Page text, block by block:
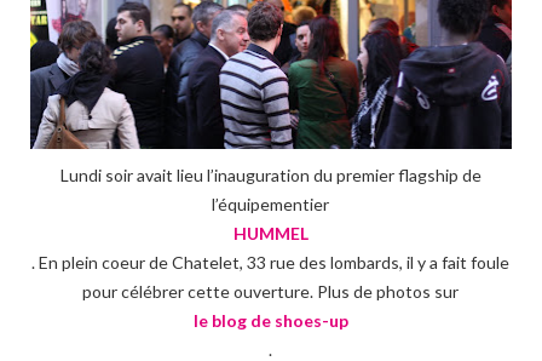
Lundi soir avait lieu l’inauguration du premier flagship de
l’équipementier
HUMMEL
. En plein coeur de Chatelet, 33 rue des lombards, il y a fait foule
pour célébrer cette ouverture. Plus de photos sur
le blog de shoes-up
.